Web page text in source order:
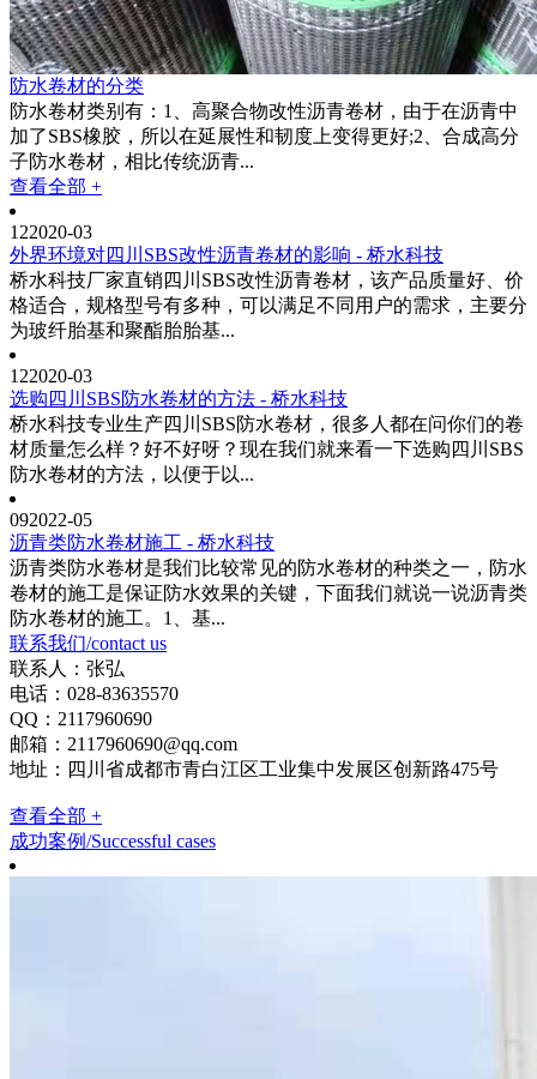
防水卷材的分类
防水卷材类别有：1、高聚合物改性沥青卷材，由于在沥青中
加了SBS橡胶，所以在延展性和韧度上变得更好;2、合成高分
子防水卷材，相比传统沥青...
查看全部 +
122020-03
外界环境对四川SBS改性沥青卷材的影响 - 桥水科技
桥水科技厂家直销四川SBS改性沥青卷材，该产品质量好、价
格适合，规格型号有多种，可以满足不同用户的需求，主要分
为玻纤胎基和聚酯胎胎基...
122020-03
选购四川SBS防水卷材的方法 - 桥水科技
桥水科技专业生产四川SBS防水卷材，很多人都在问你们的卷
材质量怎么样？好不好呀？现在我们就来看一下选购四川SBS
防水卷材的方法，以便于以...
092022-05
沥青类防水卷材施工 - 桥水科技
沥青类防水卷材是我们比较常见的防水卷材的种类之一，防水
卷材的施工是保证防水效果的关键，下面我们就说一说沥青类
防水卷材的施工。1、基...
联系我们/contact us
联系人：张弘
电话：028-83635570
QQ：2117960690
邮箱：2117960690@qq.com
地址：四川省成都市青白江区工业集中发展区创新路475号
查看全部 +
成功案例/Successful cases